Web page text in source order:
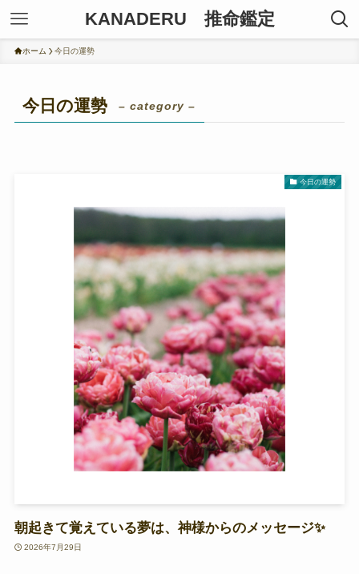
KANADERU 推命鑑定
ホーム 今日の運勢
今日の運勢 – category –
今日の運勢
朝起きて覚えている夢は、神様からのメッセージ✨
2026年7月29日